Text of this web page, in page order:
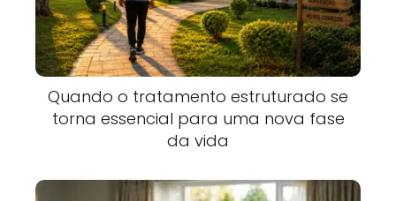
Quando o tratamento estruturado se
torna essencial para uma nova fase
da vida